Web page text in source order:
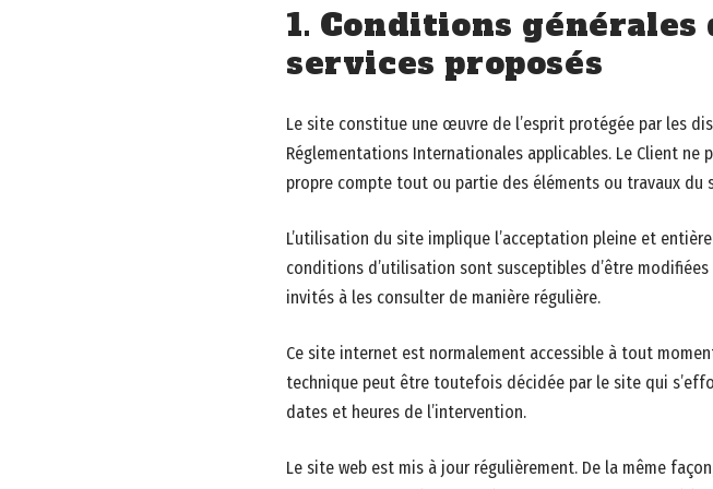
1. Conditions
services proposés
Le site constitue une œuvre de l’esprit protégée par les
Réglementations Internationales applicables. Le Client
propre compte tout ou partie des éléments ou travaux du
L’utilisation du site implique l’acceptation pleine et
conditions d’utilisation sont susceptibles d’être
invités à les consulter de manière régulière.
Ce site internet est normalement accessible à tout
technique peut être toutefois décidée par le site qui
dates et heures de l’intervention.
Le site web est mis à jour régulièrement. De la même